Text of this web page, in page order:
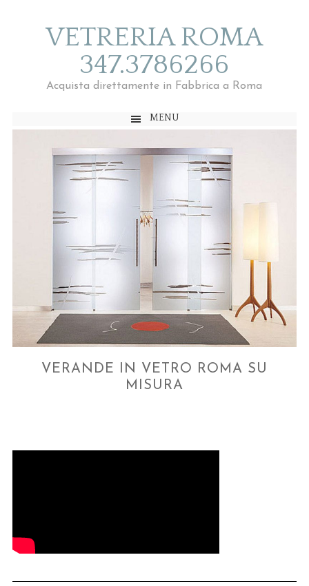
VETRERIA ROMA
347.3786266
Acquista direttamente in Fabbrica a Roma
MENU
VERANDE IN VETRO ROMA SU
MISURA